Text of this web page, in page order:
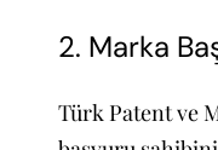
2. Marka
Türk Patent ve